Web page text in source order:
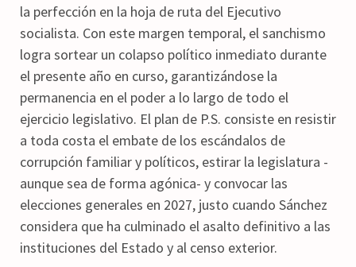
la perfección en la hoja de ruta del Ejecutivo
socialista. Con este margen temporal, el sanchismo
logra sortear un colapso político inmediato durante
el presente año en curso, garantizándose la
permanencia en el poder a lo largo de todo el
ejercicio legislativo. El plan de P.S. consiste en resistir
a toda costa el embate de los escándalos de
corrupción familiar y políticos, estirar la legislatura -
aunque sea de forma agónica- y convocar las
elecciones generales en 2027, justo cuando Sánchez
considera que ha culminado el asalto definitivo a las
instituciones del Estado y al censo exterior.